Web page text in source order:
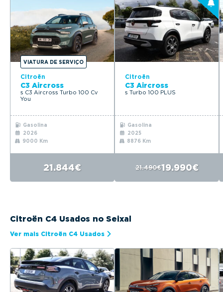
VIATURA DE SERVIÇO
Citroën
C3 Aircross
s C3 Aircross Turbo 100 Cv
You
Gasolina
2026
9000 Km
21.844€
Citroën
C3 Aircross
s Turbo 100 PLUS
Gasolina
2025
8876 Km
21.490€19.990€
Citroën C4 Usados no Seixal
Ver mais Citroën C4 Usados